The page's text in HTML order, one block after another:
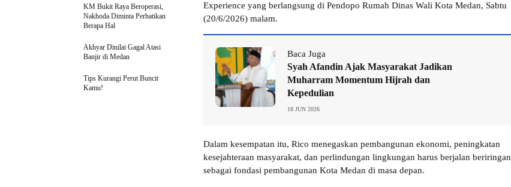
Experience yang berlangsung di Pendopo Rumah Dinas Wali Kota Medan, Sabtu
(20/6/2026) malam.
Baca Juga
Syah Afandin Ajak Masyarakat Jadikan
Muharram Momentum Hijrah dan
Kepedulian
18 JUN 2026
Dalam kesempatan itu, Rico menegaskan pembangunan ekonomi, peningkatan
kesejahteraan masyarakat, dan perlindungan lingkungan harus berjalan beriringan
sebagai fondasi pembangunan Kota Medan di masa depan.
KM Bukit Raya Beroperasi,
Nakhoda Diminta Perhatikan
Berapa Hal
Akhyar Dinilai Gagal Atasi
Banjir di Medan
Tips Kurangi Perut Buncit
Kamu!